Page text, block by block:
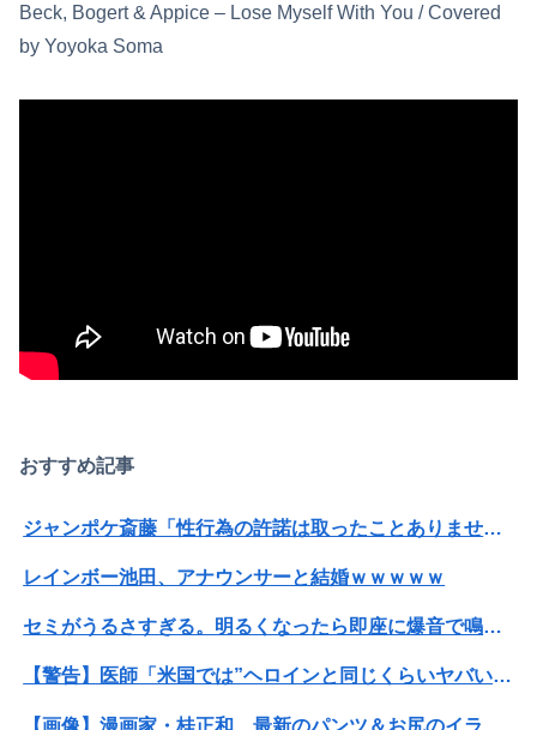
Beck, Bogert & Appice – Lose Myself With You / Covered
by Yoyoka Soma
おすすめ記事
ジャンポケ斎藤「性行為の許諾は取ったことありません」
レインボー池田、アナウンサーと結婚ｗｗｗｗｗ
セミがうるさすぎる。明るくなったら即座に爆音で鳴き出して毎日朝4時に叩き起こしにくるせいで寝不足だよ
【警告】医師「米国では”ヘロインと同じくらいヤバい薬”が日本では平気で処方されてる」